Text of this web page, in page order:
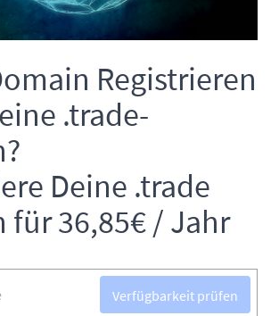
Registrieren
.trade-
Deine .trade
für 36,85€ / Jahr
Verfügbarkeit prüfen